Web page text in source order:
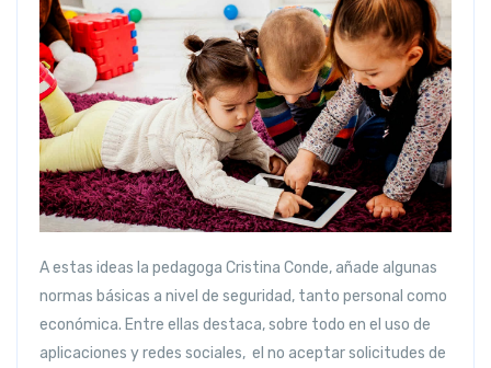
A estas ideas la pedagoga Cristina Conde, añade algunas
normas básicas a nivel de seguridad, tanto personal como
económica. Entre ellas destaca, sobre todo en el uso de
aplicaciones y redes sociales, el no aceptar solicitudes de